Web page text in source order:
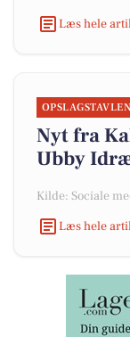
Læs hele
OPSLAGSTAVLEN
Nyt fra
Ubby
Kilde: Sociale
Læs hele